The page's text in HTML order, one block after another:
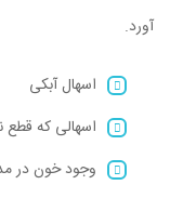
آورد.
اسهال آبکی
اسهالی که
وجود خون در